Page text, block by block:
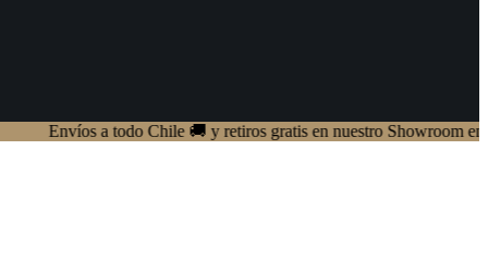
a todo Chile 🚚 y retiros gratis en nuestro Showroom en